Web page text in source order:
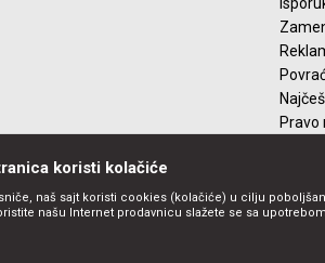
Pravo
koristi kolačiće
naš sajt koristi cookies (kolačiće) u cilju
našu Internet prodavnicu slažete se sa